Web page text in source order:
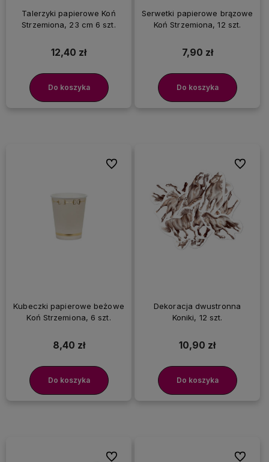
Talerzyki papierowe Koń
Strzemiona, 23 cm 6 szt.
12,40 zł
Do koszyka
Serwetki papierowe brązowe
Koń Strzemiona, 12 szt.
7,90 zł
Do koszyka
Kubeczki papierowe beżowe
Koń Strzemiona, 6 szt.
8,40 zł
Do koszyka
Do ulubionych
Dekoracja dwustronna
Koniki, 12 szt.
10,90 zł
Do koszyka
Do
Do ulubionych Do